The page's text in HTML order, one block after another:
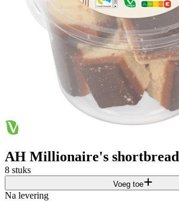
AH Millionaire's shortbread
8 stuks
Voeg toe
Na levering